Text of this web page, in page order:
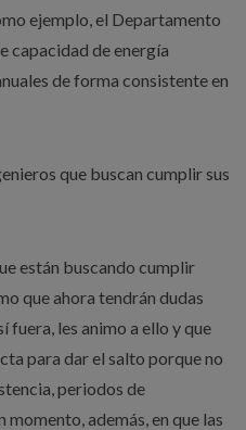
ejemplo, el Departamento
capacidad de energía
de forma consistente en
que buscan cumplir sus
están buscando cumplir
que ahora tendrán dudas
fuera, les animo a ello y que
para dar el salto porque no
periodos de
además, en que las